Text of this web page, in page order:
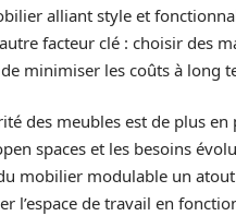
alliant style et
facteur clé : choisir des
minimiser les coûts à long
des meubles est de plus en
spaces et les besoins
mobilier modulable un
l’espace de travail en